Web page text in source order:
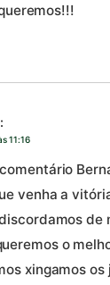
11:16
venha a
de
o
xingamos os